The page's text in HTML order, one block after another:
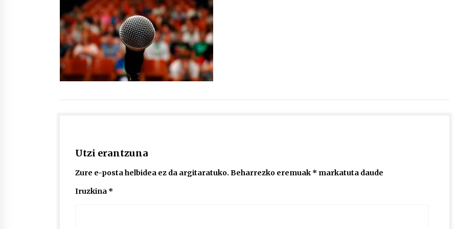
protagonista
2026/07/16
POTTO: San Pedro jaietako bertso-
saioa
2026/07/09
Utzi erantzuna
Zure e-posta helbidea ez da argitaratuko. Beharrezko eremuak * markatuta daude
Iruzkina *